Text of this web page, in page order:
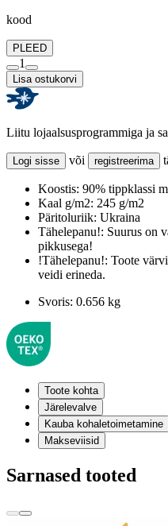
kood
PLEED
1
Lisa ostukorvi
Liitu lojaalsusprogrammiga ja
Logi sisse või registreerima
Koostis: 90% tippklassi
Kaal g/m2: 245 g/m2
Päritoluriik: Ukraina
Tähelepanu!: Suurus on
pikkusega!
!Tähelepanu!: Toote
veidi erineda.
Svoris: 0.656 kg
Toote kohta
Järelevalve
Kauba kohaletoimetamine
Makseviisid
Sarnased tooted